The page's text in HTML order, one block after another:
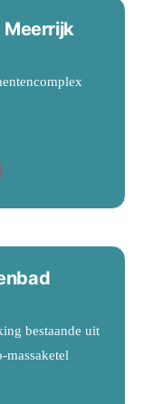
Meerrijk
bestaande uit
massaketel